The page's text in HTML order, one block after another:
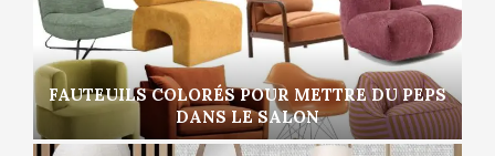
FAUTEUILS COLORÉS POUR METTRE DU PEPS
DANS LE SALON